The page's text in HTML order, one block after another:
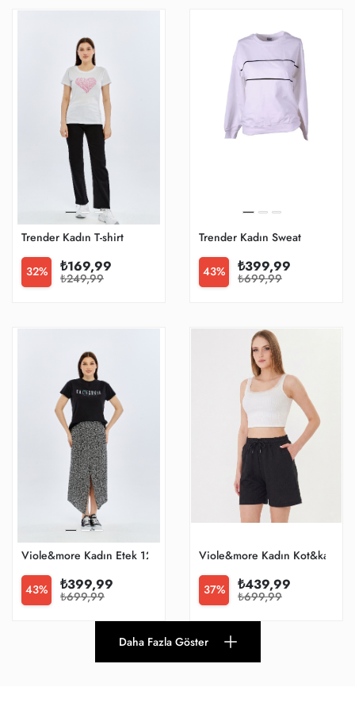
Trender Kadın T-shirt
32% ₺169,99
₺249,99
Trender Kadın Sweat
43% ₺399,99
₺699,99
Viole&more Kadın Etek 1293-kadın Önden Yırtmaçlı
43% ₺399,99
₺699,99
Viole&more Kadın
37% ₺439,99
₺699,99
Daha Fazla Göster